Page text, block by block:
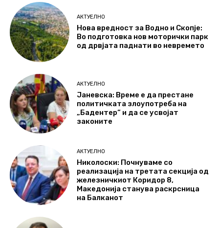
АКТУЕЛНО
Нова вредност за Водно и Скопје:
Во подготовка нов моторички парк
од дрвјата паднати во невремето
АКТУЕЛНО
Јаневска: Време е да престане
политичката злоупотреба на
„Бадентер“ и да се усвојат
законите
АКТУЕЛНО
Николоски: Почнуваме со
реализација на третата секција од
железничкиот Коридор 8,
Македонија станува раскрсница
на Балканот